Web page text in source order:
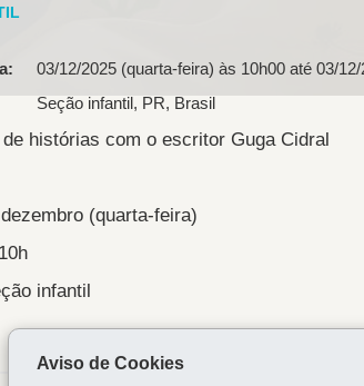
03/12/2025 (quarta-feira) às 10h00 até 03/
Seção infantil , PR, Brasil
de histórias com o escritor Guga Cidral
(quarta-feira)
10h
infantil
Aviso de Cookies